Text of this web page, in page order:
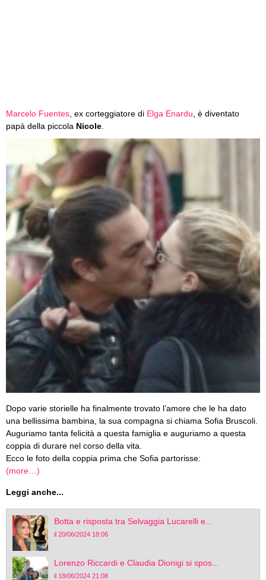
Marcelo Fuentes , ex corteggiatore di Elga Enardu , è diventato
papà della piccola Nicole
Dopo varie storielle ha finalmente trovato l’amore che le ha dato
una bellissima bambina, la sua compagna si chiama Sofia Bruscoli.
Auguriamo tanta felicità a questa famiglia e auguriamo a questa
coppia di durare nel corso della vita.
Ecco le foto della coppia prima che Sofia partorisse:
(more…)
Leggi anche...
Botta e risposta tra Selvaggia Lucarelli e...
il 20/06/2024 18:06
Lorenzo Riccardi e Claudia Dionigi si spos...
il 18/06/2024 21:08